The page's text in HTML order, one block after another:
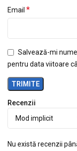
Recenzii
Nu există recenzii
Email *
Salvează-mi
pentru data viitoare